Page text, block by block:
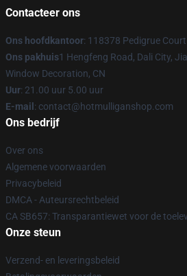
Contacteer ons
Ons hoofdkantoor: 118378 Pedigrue
Ons pakhuis1 Hengfeng Road, Dali City,
Window Decoration, CN
Uur: 21.00 uur 5.00 uur
E-mail : contact@hotmulliganshop.com
Ons bedrijf
Over ons
Algemene voorwaarden
Privacybeleid
DMCA - Auteursrechtbeleid
CA SB657: Transparantiewet voor de
Onze steun
Verzend- en leveringsbeleid